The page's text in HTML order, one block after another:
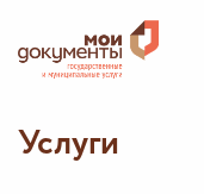
Услуги